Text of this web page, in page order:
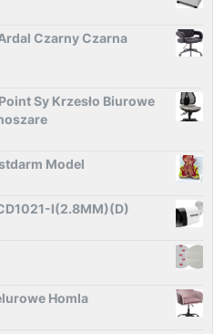
Czarny Czarna
Sy Krzesło Biurowe
Model
I(2.8MM)(D)
Homla